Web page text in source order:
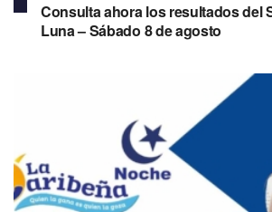
Consulta ahora los resultados del
Luna – Sábado 8 de agosto